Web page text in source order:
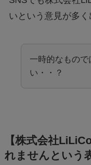
一時的なもので
い・・？
れませんという